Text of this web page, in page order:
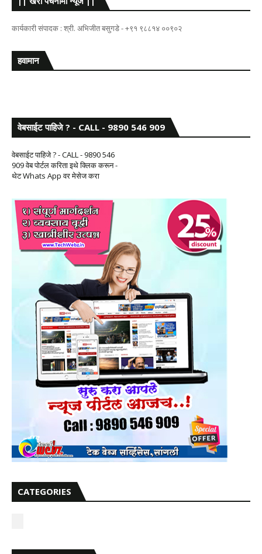
कार्यकारी संपादक : श्री. अभिजीत बसुगडे - +९१ ९८८१४ ००९०२
हवामान
वेबसाईट पाहिजे ? - CALL - 9890 546 909
वेबसाईट पाहिजे ? - CALL - 9890 546
909 वेब पोर्टल करिता इथे क्लिक करून -
थेट Whats App वर मेसेज करा
CATEGORIES